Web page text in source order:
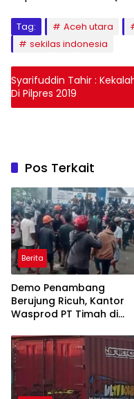
Tag: Aceh utara
sekilas indonesia
Syarifuddin Tahir :
Di Pilpres 2019
Pos Terkait
Berita
Demo Penambang
Berujung Ricuh, Kantor
Wasprod PT Timah di